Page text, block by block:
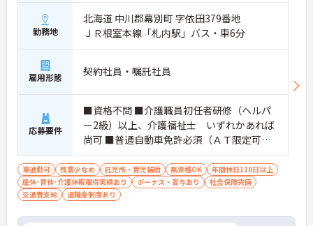
勤務地
北海道 中川郡幕別町 字依田379番地
ＪＲ根室本線「札内駅」バス・車6分
雇用形態 契約社員・嘱託社員
応募要件
■資格不問 ■介護職員初任者研修（ヘルパ
ー2級）以上、介護福祉士 いずれかあれば
尚可 ■普通自動車免許必須（ＡＴ限定可）
■介護業務経験あれば尚可
車通勤可 残業少なめ 託児所・育児補助 無資格OK
年間休日110日以上
産休･育休･介護休暇取得実績あり
ボーナス・賞与あり
社会保険完備
交通費支給
退職金制度あり